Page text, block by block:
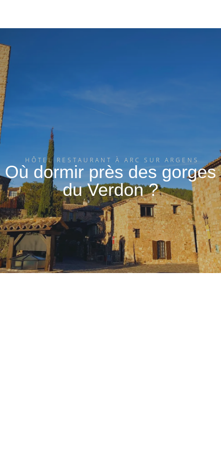
HÔTEL RESTAURANT À ARC SUR ARGENS
Où dormir près des gorges
du Verdon ?